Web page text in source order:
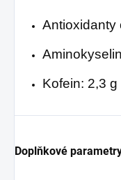
Antioxidanty
Kofein: 2,3 g
Doplňkové